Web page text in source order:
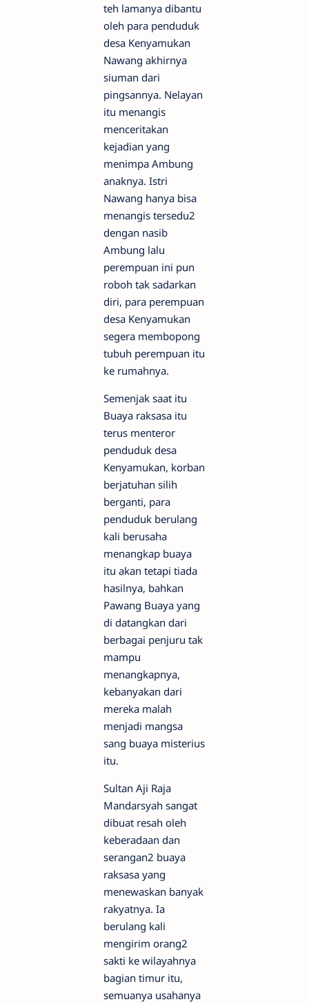
teh lamanya dibantu
oleh para penduduk
desa Kenyamukan
Nawang akhirnya
siuman dari
pingsannya. Nelayan
itu menangis
menceritakan
kejadian yang
menimpa Ambung
anaknya. Istri
Nawang hanya bisa
menangis tersedu2
dengan nasib
Ambung lalu
perempuan ini pun
roboh tak sadarkan
diri, para perempuan
desa Kenyamukan
segera membopong
tubuh perempuan itu
ke rumahnya.
Semenjak saat itu
Buaya raksasa itu
terus menteror
penduduk desa
Kenyamukan, korban
berjatuhan silih
berganti, para
penduduk berulang
kali berusaha
menangkap buaya
itu akan tetapi tiada
hasilnya, bahkan
Pawang Buaya yang
di datangkan dari
berbagai penjuru tak
mampu
menangkapnya,
kebanyakan dari
mereka malah
menjadi mangsa
sang buaya misterius
itu.
Sultan Aji Raja
Mandarsyah sangat
dibuat resah oleh
keberadaan dan
serangan2 buaya
raksasa yang
menewaskan banyak
rakyatnya. Ia
berulang kali
mengirim orang2
sakti ke wilayahnya
bagian timur itu,
semuanya usahanya